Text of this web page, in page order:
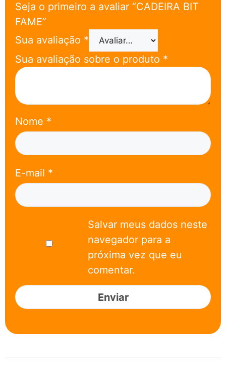
Seja o primeiro a avaliar “CADEIRA BIT
FAME”
Sua avaliação *
Sua avaliação sobre o produto *
Nome *
E-mail *
Salvar meus dados neste
navegador para a
próxima vez que eu
comentar.